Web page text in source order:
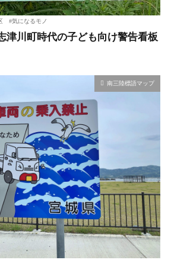
#気になるモノ
津川町時代の子ども向け警告看板
南三陸標語マップ